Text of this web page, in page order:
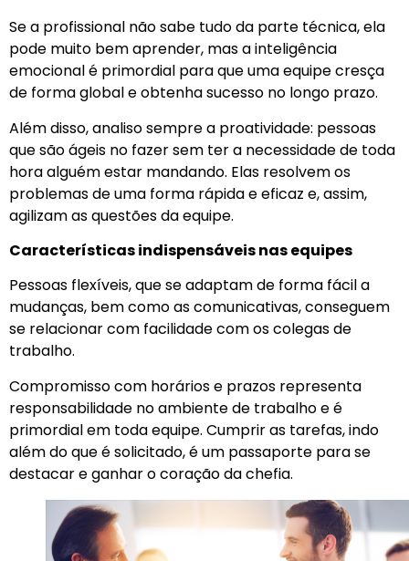
Se a profissional não sabe tudo da parte técnica, ela
pode muito bem aprender, mas a inteligência
emocional é primordial para que uma equipe cresça
de forma global e obtenha sucesso no longo prazo.
Além disso, analiso sempre a proatividade: pessoas
que são ágeis no fazer sem ter a necessidade de toda
hora alguém estar mandando. Elas resolvem os
problemas de uma forma rápida e eficaz e, assim,
agilizam as questões da equipe.
Características indispensáveis nas equipes
Pessoas flexíveis, que se adaptam de forma fácil a
mudanças, bem como as comunicativas, conseguem
se relacionar com facilidade com os colegas de
trabalho.
Compromisso com horários e prazos representa
responsabilidade no ambiente de trabalho e é
primordial em toda equipe. Cumprir as tarefas, indo
além do que é solicitado, é um passaporte para se
destacar e ganhar o coração da chefia.